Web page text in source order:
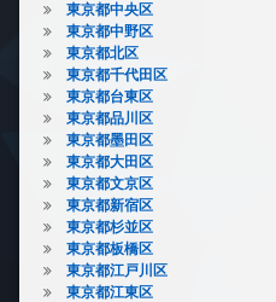
東京都中央区
東京都中野区
東京都北区
東京都千代田区
東京都台東区
東京都品川区
東京都墨田区
東京都大田区
東京都文京区
東京都新宿区
東京都杉並区
東京都板橋区
東京都江戸川区
東京都江東区